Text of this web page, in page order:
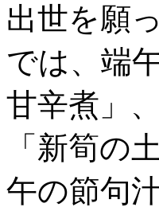
出世を願
では、端
甘辛煮」
「新筍の
午の節句